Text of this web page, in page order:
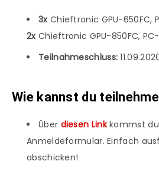
3x Chieftronic GPU-650FC,
2x Chieftronic GPU-850FC,
Teilnahmeschluss:
Wie kannst du
Über diesen Linkkommst
Anmeldeformular. Einfach
abschicken!